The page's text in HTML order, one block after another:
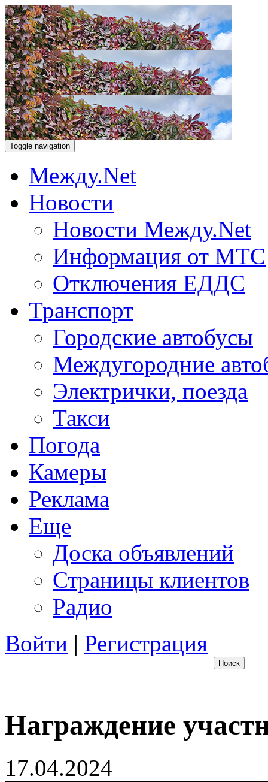
Toggle navigation
Между.Net
Новости
Новости Между.Net
Информация от МТС
Отключения ЕДДС
Транспорт
Городские автобусы
Междугородние
Электрички, поезда
Такси
Погода
Камеры
Реклама
Еще
Доска объявлений
Страницы клиентов
Радио
Войти | Регистрация
Поиск
Награждение
17.04.2024